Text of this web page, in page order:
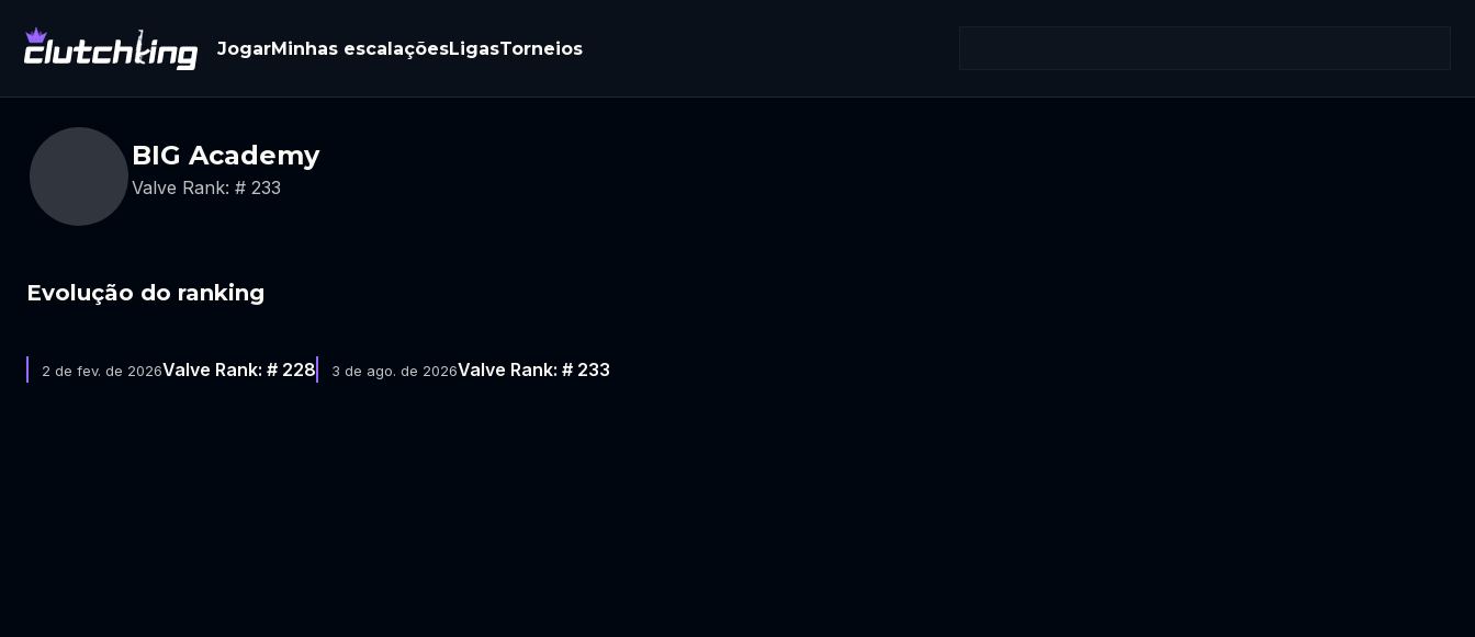
JogarMinhas escalaçõesLigasTorneios
BIG Academy
Valve Rank: # 233
Evolução do ranking
2 de fev. de 2026Valve Rank: # 228 3 de ago. de 2026Valve Rank: # 233